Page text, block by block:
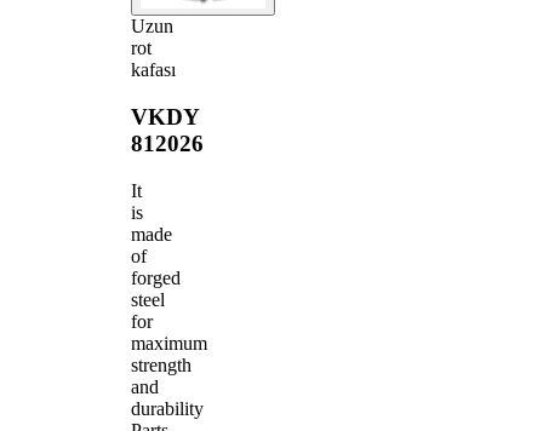
Uzun
rot
kafası
VKDY
812026
It
is
made
of
forged
steel
for
maximum
strength
and
durability